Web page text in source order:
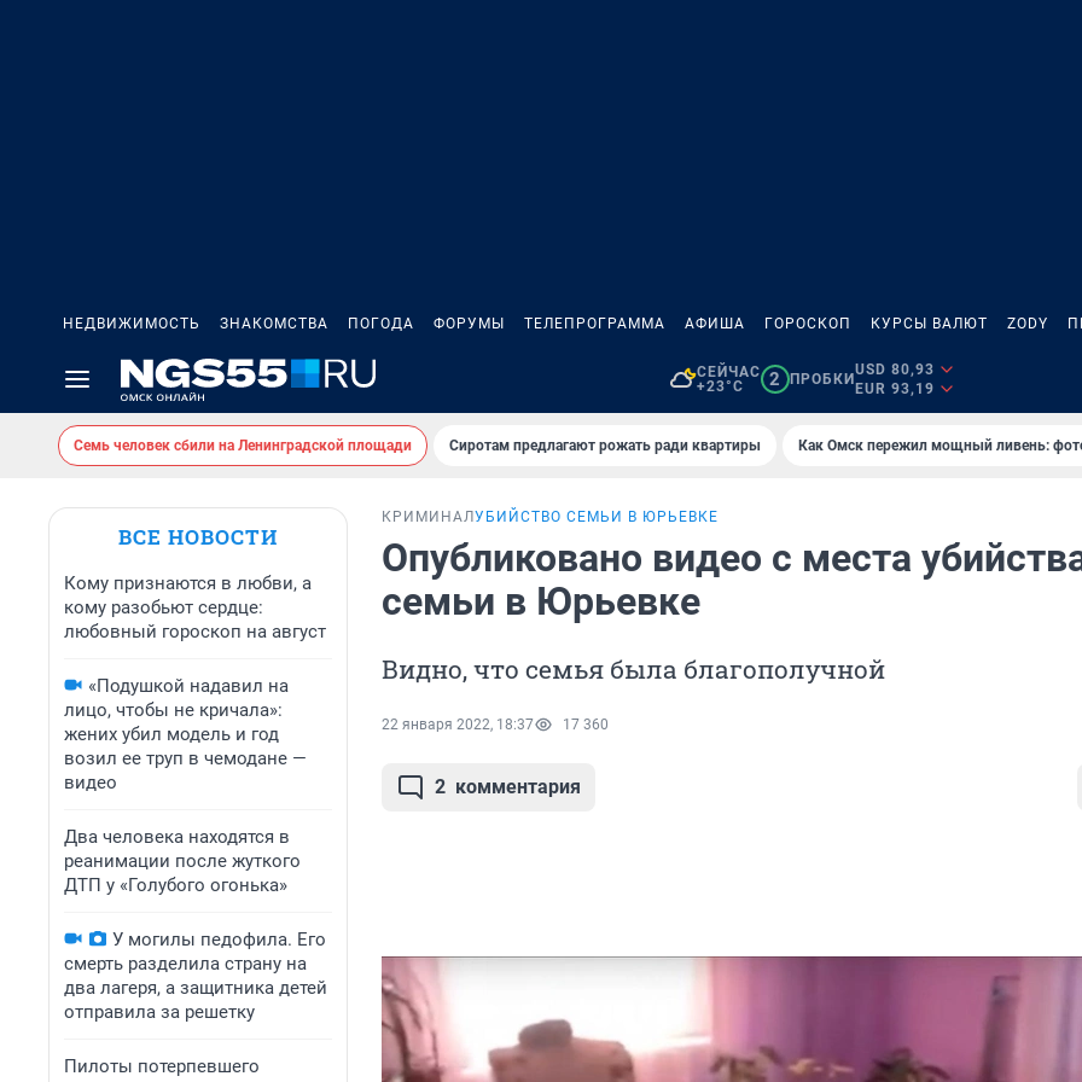
НЕДВИЖИМОСТЬ ЗНАКОМСТВА ПОГОДА ФОРУМЫ ТЕЛЕПРОГРАММА АФИША ГОРОСКОП КУРСЫ ВАЛЮТ ZODY
СЕЙЧАС
+23°C
2 ПРОБКИ
USD 80,93
EUR 93,19
Семь человек сбили на Ленинградской площади Сиротам предлагают рожать ради квартиры Как Омск пережил мощный ливень:
ВСЕ НОВОСТИ
Кому признаются в любви, а
кому разобьют сердце:
любовный гороскоп на август
«Подушкой надавил на
лицо, чтобы не кричала»:
жених убил модель и год
возил ее труп в чемодане —
видео
Два человека находятся в
реанимации после жуткого
ДТП у «Голубого огонька»
У могилы педофила. Его
смерть разделила страну на
два лагеря, а защитника детей
отправила за решетку
Пилоты потерпевшего
КРИМИНАЛУБИЙСТВО СЕМЬИ В ЮРЬЕВКЕ
Опубликовано видео с места
семьи в Юрьевке
Видно, что семья была благополучной
22 января 2022, 18:37 17 360
2 комментария